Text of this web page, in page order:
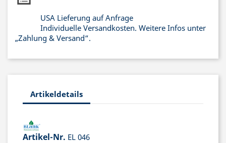
USA Lieferung auf Anfrage
Individuelle Versandkosten. Weitere Infos unter
„Zahlung & Versand“.
Artikeldetails
Artikel-Nr. EL 046